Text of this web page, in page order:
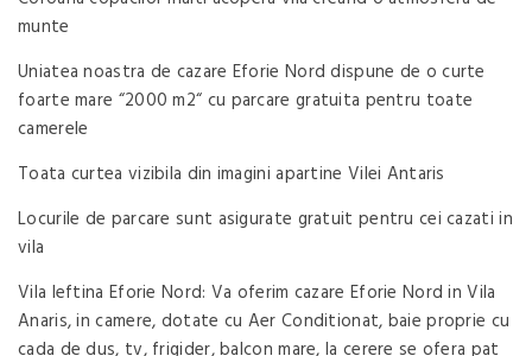
munte
Uniatea noastra de cazare Eforie Nord dispune de o curte
foarte mare “2000 m2“ cu parcare gratuita pentru toate
camerele
Toata curtea vizibila din imagini apartine Vilei Antaris
Locurile de parcare sunt asigurate gratuit pentru cei cazati in
vila
Vila Ieftina Eforie Nord: Va oferim cazare Eforie Nord in Vila
Anaris, in camere, dotate cu Aer Conditionat, baie proprie cu
cada de dus, tv, frigider, balcon mare, la cerere se ofera pat